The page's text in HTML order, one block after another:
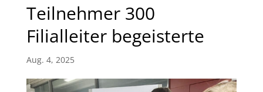
Teilnehmer 300
Filialleiter begeisterte
Aug. 4, 2025